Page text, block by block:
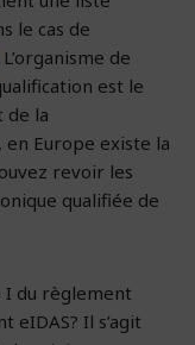
le cas de
L’organisme de
est le
de la
Europe existe la
revoir les
qualifiée de
I du règlement
Il s’agit